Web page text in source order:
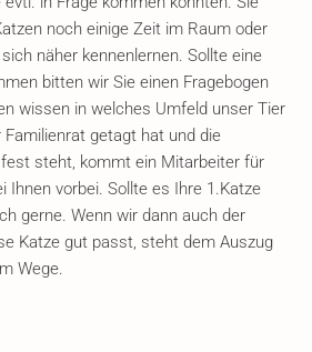
noch einige Zeit im Raum oder
näher kennenlernen. Sollte eine
bitten wir Sie einen Fragebogen
wissen in welches Umfeld unser Tier
getagt hat und die
steht, kommt ein Mitarbeiter für
Ihnen vorbei. Sollte es Ihre 1.Katze
gerne. Wenn wir dann auch der
Katze gut passt, steht dem Auszug
Wege.